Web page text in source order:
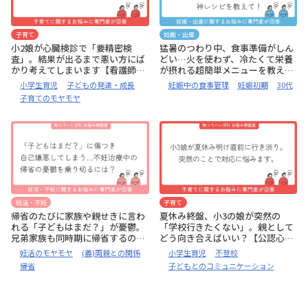
子育て
小2娘が心臓検診で「要精密検
査」。結果が出るまで悪い方にば
かり考えてしまいます【看護師監
修:お悩み相談室】
小学生育児
子どもの発達・成長
子育てのモヤモヤ
妊娠・出産
猛暑のつわり中、食事準備がしん
どい…火を使わず、冷たくて栄養
が摂れる超簡単メニューを教えて
【管理栄養士監修:お悩み相談室】
妊娠中の食事管理 妊娠初期 30代
妊活・不妊
帰省のたびに家族や親せきに言わ
れる「子どもはまだ？」が憂鬱。
兄弟家族も同時期に帰省するの
で、甥や姪に会うのも正直苦痛。
どう対応したらよい？【公認心理
師監修:お悩み相談室】
妊活のモヤモヤ
(義)両親との関係
帰省
子育て
夏休み終盤、小3の娘が突然の
「学校行きたくない」。親として
どう向き合えばいい？【公認心理
師監修:お悩み相談室】
小学生育児
不登校
子どもとのコミュニケーション